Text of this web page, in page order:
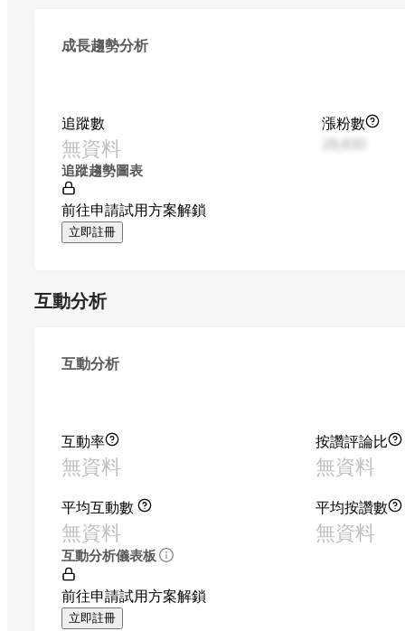
成長趨勢分析
追蹤數
無資料
漲粉數
追蹤趨勢圖表
前往申請試用方案解鎖
立即註冊
互動分析
互動分析
互動率
無資料
按讚評論比
無資料
平均互動數
無資料
平均按讚數
無資料
互動分析儀表板
前往申請試用方案解鎖
立即註冊